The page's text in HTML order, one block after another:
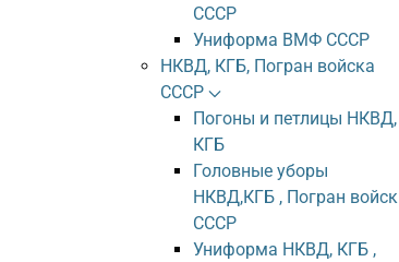
СССР
Униформа ВМФ СССР
НКВД, КГБ, Погран войска
СССР
Погоны и петлицы НКВД,
КГБ
Головные уборы
НКВД,КГБ , Погран войск
СССР
Униформа НКВД, КГБ ,